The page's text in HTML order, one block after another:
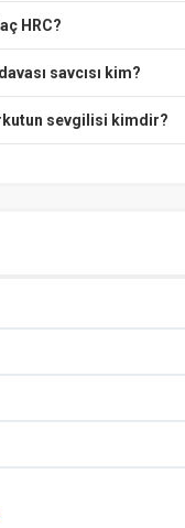
HRC?
savcısı kim?
sevgilisi kimdir?